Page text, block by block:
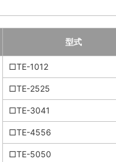
型式
□TE-1012
□TE-2525
□TE-3041
□TE-4556
□TE-5050